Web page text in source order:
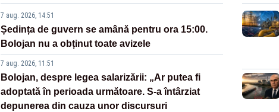
7 aug. 2026, 14:51
Ședința de guvern se amână pentru ora 15:00.
Bolojan nu a obținut toate avizele
7 aug. 2026, 11:51
Bolojan, despre legea salarizării: „Ar putea fi
adoptată în perioada următoare. S-a întârziat
depunerea din cauza unor discursuri